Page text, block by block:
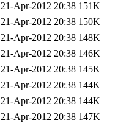
21-Apr-2012 20:38 151K
21-Apr-2012 20:38 150K
21-Apr-2012 20:38 148K
21-Apr-2012 20:38 146K
21-Apr-2012 20:38 145K
21-Apr-2012 20:38 144K
21-Apr-2012 20:38 144K
21-Apr-2012 20:38 147K